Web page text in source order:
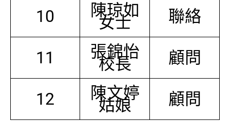
10 陳琼如
女士 聯絡
11 張錦怡
校長 顧問
12 陳文婷
姑娘 顧問